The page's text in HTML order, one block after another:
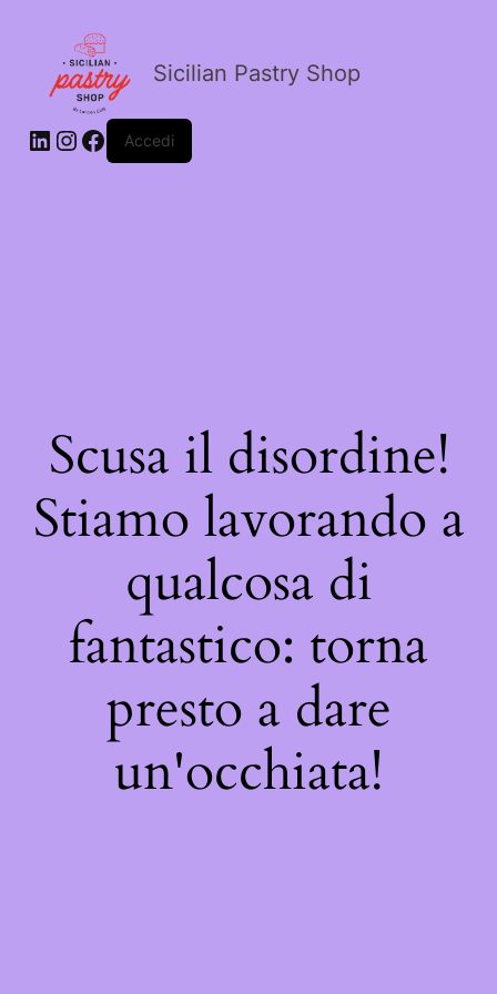
Sicilian Pastry Shop
Accedi
Scusa il disordine!
Stiamo lavorando a
qualcosa di
fantastico: torna
presto a dare
un'occhiata!